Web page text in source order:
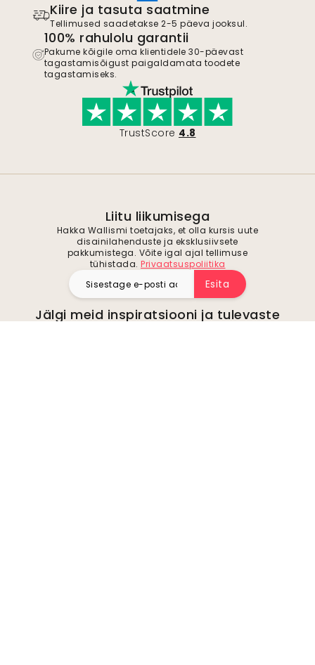
Kiire ja tasuta saatmine
Tellimused saadetakse 2-5 päeva jooksul.
100% rahulolu garantii
Pakume kõigile oma klientidele 30-päevast
tagastamisõigust paigaldamata toodete
tagastamiseks.
TrustScore 4.8
Liitu liikumisega
Hakka Wallismi toetajaks, et olla kursis uute
disainilahenduste ja eksklusiivsete
pakkumistega. Võite igal ajal tellimuse
tühistada. Privaatsuspoliitika
Esita
Jälgi meid inspiratsiooni ja tulevaste